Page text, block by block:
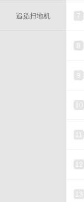
追觅扫地机 7
8
9
10
12
13